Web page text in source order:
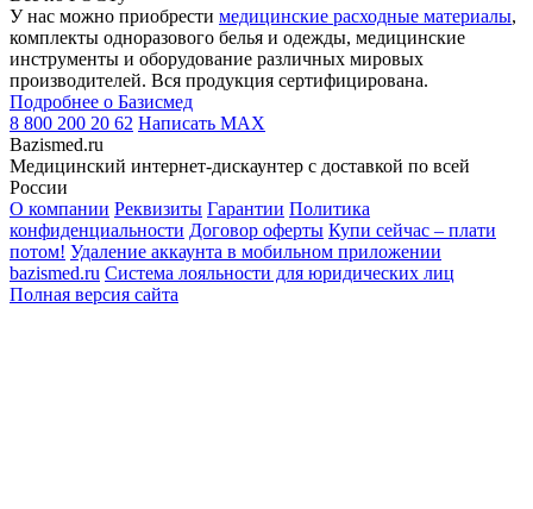
У нас можно приобрести медицинские расходные материалы,
комплекты одноразового белья и одежды, медицинские
инструменты и оборудование различных мировых
производителей. Вся продукция сертифицирована.
Подробнее о Базисмед
8 800 200 20 62 Написать MAX
Bazismed.ru
Медицинский интернет-дискаунтер с доставкой по всей
России
О компании Реквизиты Гарантии Политика
конфиденциальности Договор оферты Купи сейчас – плати
потом! Удаление аккаунта в мобильном приложении
bazismed.ru Система лояльности для юридических лиц
Полная версия сайта